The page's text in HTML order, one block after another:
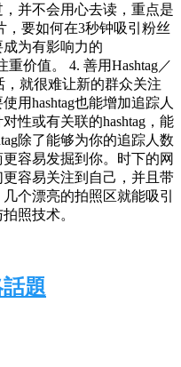
并不会用心去读，重点是
，要如何在3秒钟吸引粉丝
为有影响力的
重价值。 4. 善用Hashtag／
，就很难让新的群众关注
用hashtag也能增加追踪人
性或有关联的hashtag，能
除了能够为你的追踪人数
容易发掘到你。时下的网
容易关注到自己，并且带
个漂亮的拍照区就能吸引
照技术。
題